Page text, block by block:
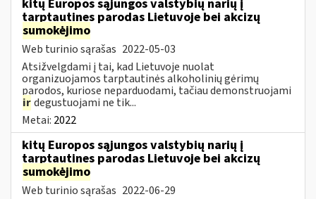
kitų Europos sąjungos valstybių narių į
tarptautines parodas Lietuvoje bei akcizų
sumokėjimo
Web turinio sąrašas 2022-05-03
Atsižvelgdami į tai, kad Lietuvoje nuolat
organizuojamos tarptautinės alkoholinių gėrimų
parodos, kuriose neparduodami, tačiau demonstruojami
irdegustuojami ne tik...
Metai: 2022
kitų Europos sąjungos valstybių narių į
tarptautines parodas Lietuvoje bei akcizų
sumokėjimo
Web turinio sąrašas 2022-06-29